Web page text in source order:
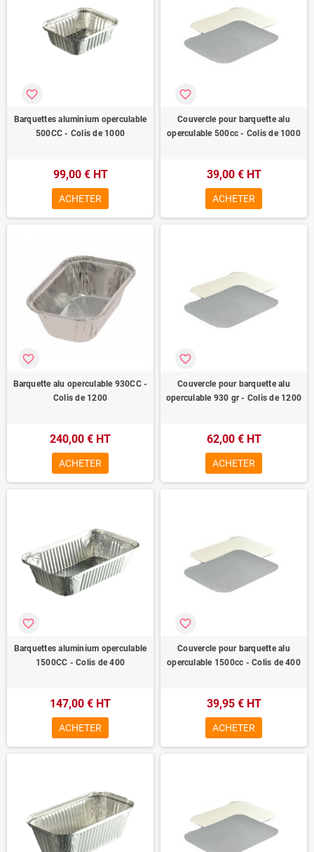
Barquettes aluminium operculable
500CC - Colis de 1000
favorite_border
99,00 € HT
ACHETER
Couvercle pour barquette alu
operculable 500cc - Colis de 1000
favorite_border
39,00 € HT
ACHETER
Barquette alu operculable 930CC -
Colis de 1200
favorite_border
240,00 € HT
ACHETER
Couvercle pour barquette alu
operculable 930 gr - Colis de 1200
favorite_border
62,00 € HT
ACHETER
Barquettes aluminium operculable
1500CC - Colis de 400
favorite_border
147,00 € HT
ACHETER
Couvercle pour barquette alu
operculable 1500cc - Colis de 400
favorite_border
39,95 € HT
ACHETER